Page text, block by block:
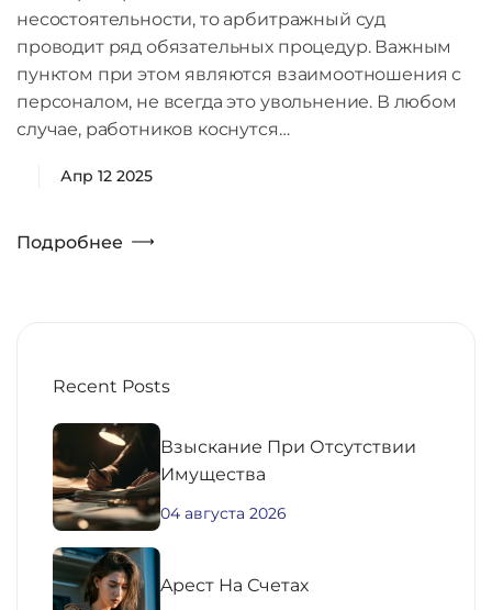
несостоятельности, то арбитражный суд
проводит ряд обязательных процедур. Важным
пунктом при этом являются взаимоотношения с
персоналом, не всегда это увольнение. В любом
случае, работников коснутся…
Апр 12 2025
Подробнее
Recent Posts
Взыскание При Отсутствии
Имущества
04 августа 2026
Aрест На Счетах